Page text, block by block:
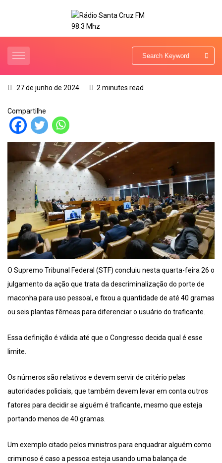
27 de junho de 2024 2 minutes read
Compartilhe
O Supremo Tribunal Federal (STF) concluiu nesta quarta-feira 26 o
julgamento da ação que trata da descriminalização do porte de
maconha para uso pessoal, e fixou a quantidade de até 40 gramas
ou seis plantas fêmeas para diferenciar o usuário do traficante.
Essa definição é válida até que o Congresso decida qual é esse
limite.
Os números são relativos e devem servir de critério pelas
autoridades policiais, que também devem levar em conta outros
fatores para decidir se alguém é traficante, mesmo que esteja
portando menos de 40 gramas.
Um exemplo citado pelos ministros para enquadrar alguém como
criminoso é caso a pessoa esteja usando uma balança de